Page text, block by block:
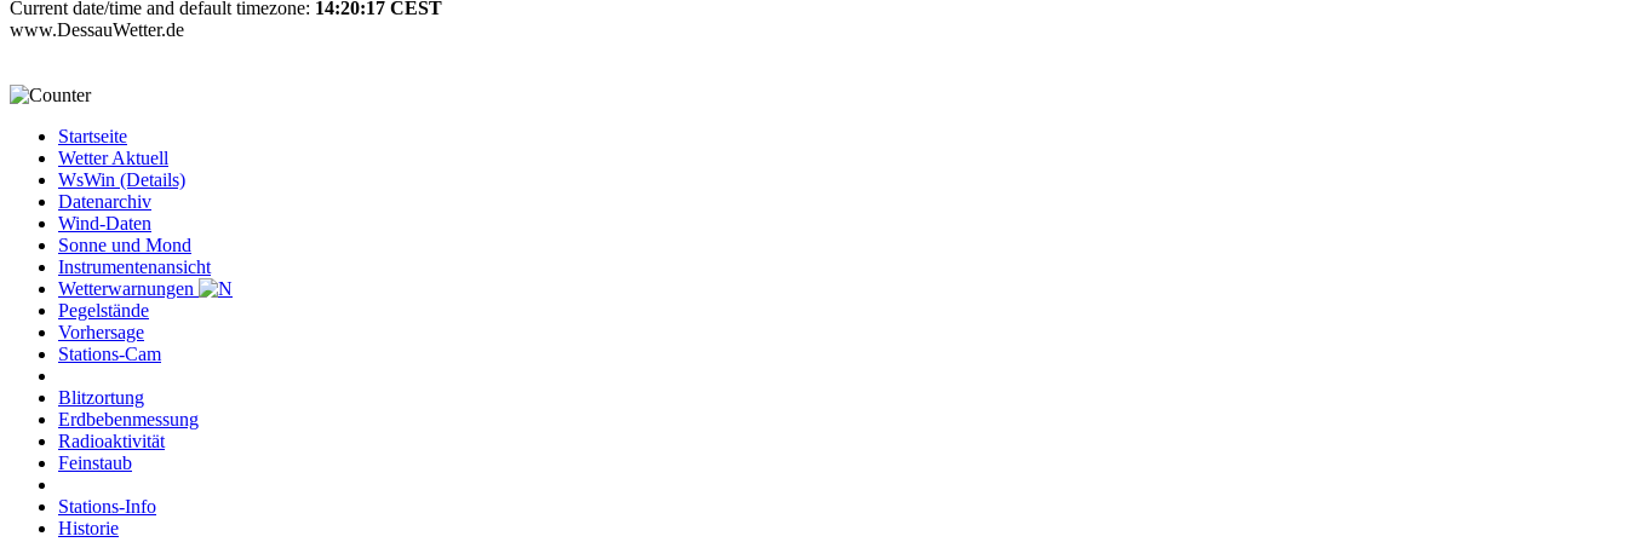
Current date/time and default timezone: 14:20:17 CEST
www.DessauWetter.de
Startseite
Wetter Aktuell
WsWin (Details)
Datenarchiv
Wind-Daten
Sonne und Mond
Instrumentenansicht
Wetterwarnungen
Pegelstände
Vorhersage
Stations-Cam
Blitzortung
Erdbebenmessung
Radioaktivität
Feinstaub
Stations-Info
Historie